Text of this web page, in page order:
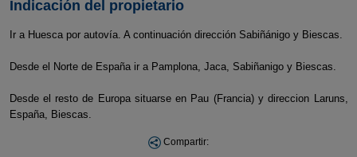
Indicación del propietario
Ir a Huesca por autovía. A continuación dirección Sabiñánigo y Biescas.
Desde el Norte de España ir a Pamplona, Jaca, Sabiñanigo y Biescas.
Desde el resto de Europa situarse en Pau (Francia) y direccion Laruns,
España, Biescas.
Compartir: